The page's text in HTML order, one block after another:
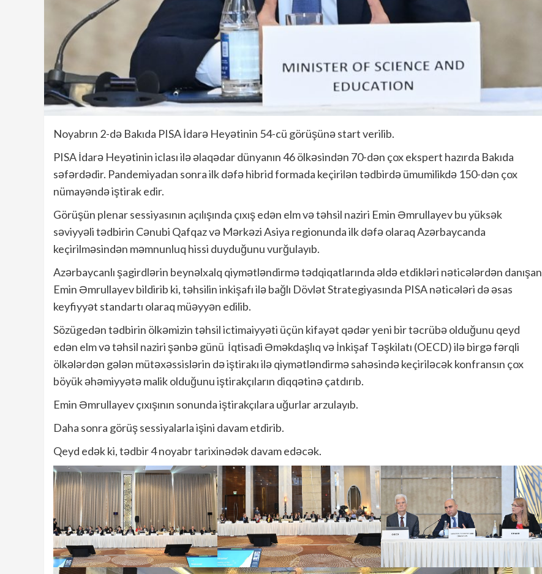
Noyabrın 2-də Bakıda PISA İdarə Heyətinin 54-cü görüşünə start verilib.
PISA İdarə Heyətinin iclası ilə əlaqədar dünyanın 46 ölkəsindən 70-dən çox ekspert hazırda Bakıda
səfərdədir. Pandemiyadan sonra ilk dəfə hibrid formada keçirilən tədbirdə ümumilikdə 150-dən çox
nümayəndə iştirak edir.
Görüşün plenar sessiyasının açılışında çıxış edən elm və təhsil naziri Emin Əmrullayev bu yüksək
səviyyəli tədbirin Cənubi Qafqaz və Mərkəzi Asiya regionunda ilk dəfə olaraq Azərbaycanda
keçirilməsindən məmnunluq hissi duyduğunu vurğulayıb.
Azərbaycanlı şagirdlərin beynəlxalq qiymətləndirmə tədqiqatlarında əldə etdikləri nəticələrdən danışan
Emin Əmrullayev bildirib ki, təhsilin inkişafı ilə bağlı Dövlət Strategiyasında PISA nəticələri də əsas
keyfiyyət standartı olaraq müəyyən edilib.
Sözügedən tədbirin ölkəmizin təhsil ictimaiyyəti üçün kifayət qədər yeni bir təcrübə olduğunu qeyd
edən elm və təhsil naziri şənbə günü İqtisadi Əməkdaşlıq və İnkişaf Təşkilatı (OECD) ilə birgə fərqli
ölkələrdən gələn mütəxəssislərin də iştirakı ilə qiymətləndirmə sahəsində keçiriləcək konfransın çox
böyük əhəmiyyətə malik olduğunu iştirakçıların diqqətinə çatdırıb.
Emin Əmrullayev çıxışının sonunda iştirakçılara uğurlar arzulayıb.
Daha sonra görüş sessiyalarla işini davam etdirib.
Qeyd edək ki, tədbir 4 noyabr tarixinədək davam edəcək.